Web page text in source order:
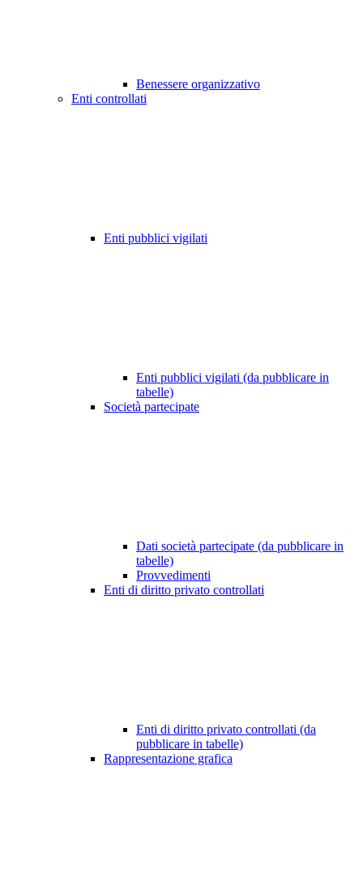
Benessere organizzativo
Enti controllati
Enti pubblici vigilati
Enti pubblici vigilati (da pubblicare in
tabelle)
Società partecipate
Dati società partecipate (da pubblicare in
tabelle)
Provvedimenti
Enti di diritto privato controllati
Enti di diritto privato controllati (da
pubblicare in tabelle)
Rappresentazione grafica